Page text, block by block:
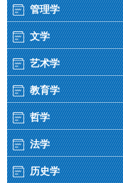
管理学
文学
艺术学
教育学
哲学
法学
历史学